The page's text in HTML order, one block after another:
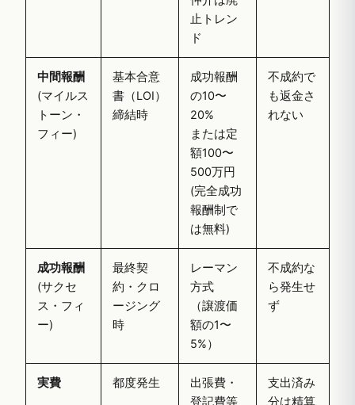
止トレン
ド
中間報酬
(マイルス
トーン・
フィー)
基本合意
書（LOI）
締結時
成功報酬
の10〜
20%
または定
額100〜
500万円
(完全成功
報酬制で
は無料)
不成約で
も返金さ
れない
成功報酬
(サクセ
ス・フィ
ー)
最終契
約・クロ
ージング
時
レーマン
方式
（譲渡価
額の1〜
5%）
不成約な
ら発生せ
ず
実費 都度発生
出張費・
登記費等
支出済み
分は精算